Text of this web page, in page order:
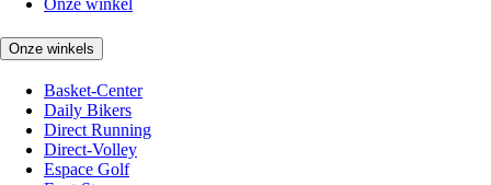
Onze winkel
Onze winkels
Basket-Center
Daily Bikers
Direct Running
Direct-Volley
Espace Golf